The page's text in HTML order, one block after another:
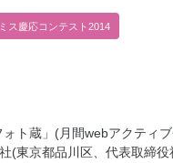
ミス慶応コンテスト2014
ト蔵」(月間webアクティ
(東京都品川区、代表取締